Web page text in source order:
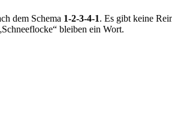
dem Schema 1-2-3-4-1. Es gibt keine
bleiben ein Wort.